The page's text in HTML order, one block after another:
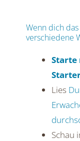
Wenn dich
verschiedene
Starte
Lies
Schau